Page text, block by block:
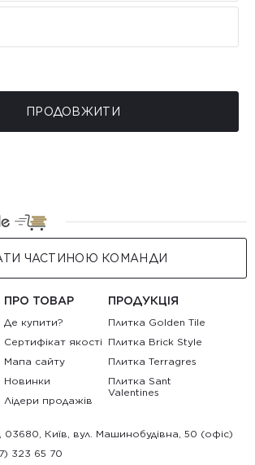
ПРОДОВЖИТИ
ЧАСТИНОЮ КОМАНДИ
ПРО ТОВАР
Де купити?
Сертифікат якості
Мапа сайту
Новинки
Лідери продажів
ПРОДУКЦІЯ
Плитка Golden Tile
Плитка Brick Style
Плитка Terragres
Плитка Sant
Valentines
03680, Київ, вул. Машинобудівна, 50 (офіс)
323 65 70